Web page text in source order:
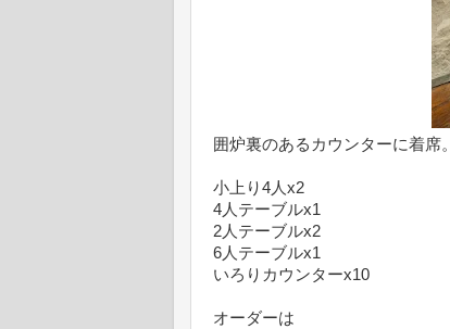
囲炉裏のあるカウンターに着席。
小上り4人x2
4人テーブルx1
2人テーブルx2
6人テーブルx1
いろりカウンターx10
オーダーは